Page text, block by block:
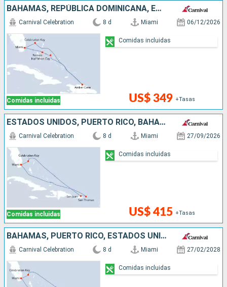
BAHAMAS, REPÚBLICA DOMINICANA, ESTADOS UNIDOS
Comidas incluidas
Carnival Celebration 8 d Miami 06/12/2026
US$ 349 +Tasas
Comidas incluidas
ESTADOS UNIDOS, PUERTO RICO, BAHAMAS
Comidas incluidas
Carnival Celebration 8 d Miami 27/09/2026
US$ 415 +Tasas
Comidas incluidas
BAHAMAS, PUERTO RICO, ESTADOS UNIDOS
Carnival Celebration 8 d Miami 27/02/2028
Comidas incluidas